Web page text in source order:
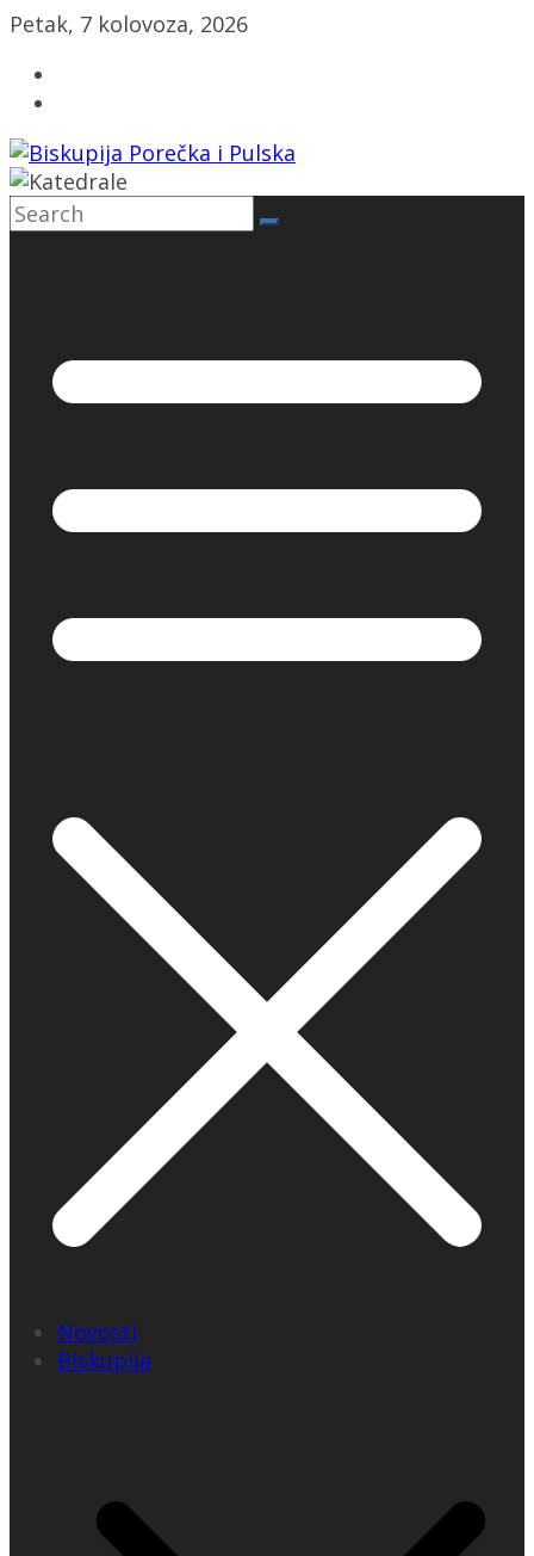
Skip
content
Petak, 7 kolovoza, 2026
Novosti
Biskupija